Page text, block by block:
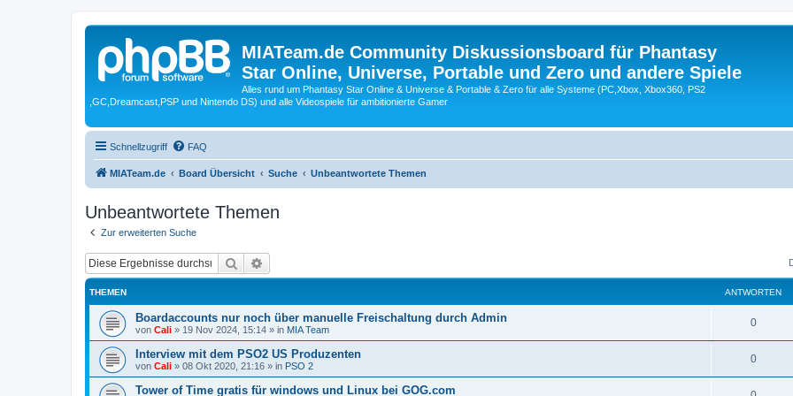
MIATeam.de Community Diskussionsboard für Phantasy
Star Online, Universe, Portable und Zero und andere Spiele
Alles rund um Phantasy Star Online & Universe & Portable & Zero für alle Systeme (PC,Xbox, Xbox360, PS2
,GC,Dreamcast,PSP und Nintendo DS) und alle Videospiele für ambitionierte Gamer
Schnellzugriff FAQ
MIATeam.de Board Übersicht Suche Unbeantwortete Themen
Unbeantwortete Themen
Zur erweiterten Suche
Suche
THEMEN ANTWORTEN
Boardaccounts nur noch über manuelle Freischaltung durch Admin
von Cali » 19 Nov 2024, 15:14 » in MIA Team
0
Interview mit dem PSO2 US Produzenten
von Cali » 08 Okt 2020, 21:16 » in PSO 2
0
Tower of Time gratis für windows und Linux bei GOG.com